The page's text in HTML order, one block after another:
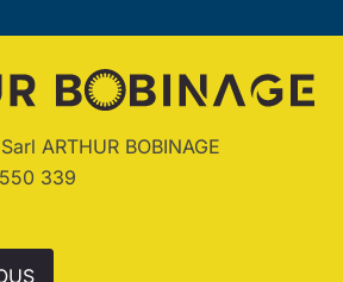
ARTHUR BOBINAGE
339